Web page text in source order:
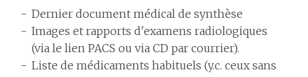
Dernier document médical de synthèse
Images et rapports d'examens radiologiques
(via le lien PACS ou via CD par courrier).
Liste de médicaments habituels (y.c. ceux sans